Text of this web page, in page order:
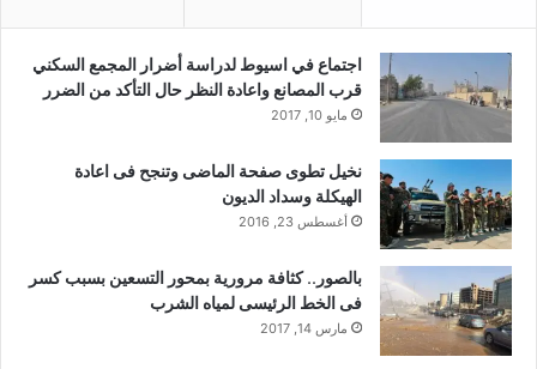
اجتماع في اسيوط لدراسة أضرار المجمع السكني
قرب المصانع واعادة النظر حال التأكد من الضرر
مايو 10, 2017
نخيل تطوى صفحة الماضى وتنجح فى اعادة
الهيكلة وسداد الديون
أغسطس 23, 2016
بالصور.. كثافة مرورية بمحور التسعين بسبب كسر
فى الخط الرئيسى لمياه الشرب
مارس 14, 2017